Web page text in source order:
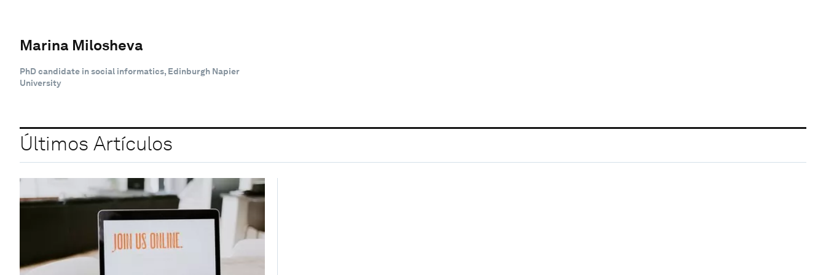
Marina Milosheva
PhD candidate in social informatics, Edinburgh Napier
University
Últimos Artículos